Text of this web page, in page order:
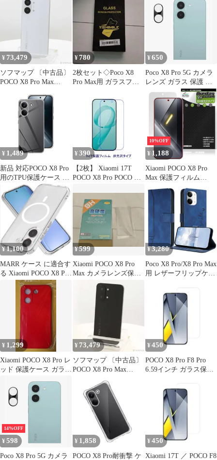
xiaomi poco x8 pro スト
ラップホール ソフトケ
ース 透明 スマホケース
¥ 73,479
ソフマップ 〔中古品〕
POCO X8 Pro Max
2602BPC18G SIMフリ
ー【262】
¥780
2枚セット◇Poco X8
Pro Max用 ガラスフィ
¥650
Poco X8 Pro 5G カメラ
レンズ ガラス 保護 シ
ャオミ
¥ 1,489
新品 対応POCO X8 Pro
用のTPU保護ケース 軽
量 衝撃吸収 傷つけ防止
携帯便利 滑り止めカバ
ー 薄型 軽量 指紋防止
黄変防止 用 対応 Redmi
Turbo 5スマホケース
（クリア）
¥ 390
【2枚】 Xiaomi 17T
POCO X8 Pro POCO F8
保護フィルム 非光沢 指
紋防止 D514
10%OFF
¥ 1,188
Xiaomi POCO X8 Pro
Max 保護フィルム
OverLay 9H Brilliant for
シャオミー ポコ プロ
マックス 9H 高硬度 透
明 高光沢
¥1,100
MARR ケース に適合す
る Xiaomi POCO X8 Pro
¥599
Xiaomi POCO X8 Pro
Max カメラレンズ保護
フィルム
¥3,280
Poco X8 Pro/X8 Pro Max
用 レザーフリップケー
¥ 1,299
Xiaomi POCO X8 Pro レ
ッド 保護ケース ガラス
¥ 73,479
ソフマップ 〔中古品〕
POCO X8 Pro Max
リー【344】
¥ 450
POCO X8 Pro F8 Pro
6.59インチ ガラス保護
14%OFF
¥598
Poco X8 Pro 5G カメラ
¥ 1,858
POCO X8 Pro耐衝撃 ケ
¥ 450
Xiaomi 17T ／ POCO F8